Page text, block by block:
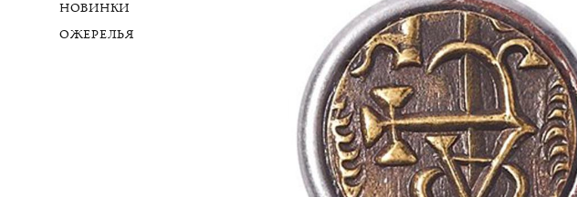
НОВИНКИ
ОЖЕРЕЛЬЯ